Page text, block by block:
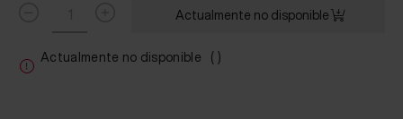
Actualmente no disponible
Actualmente no disponible ( )